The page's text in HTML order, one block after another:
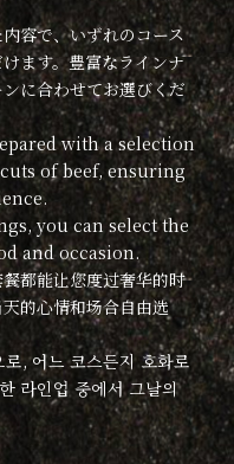
容で、いずれのコース
ます。豊富なラインナ
に合わせてお選びくだ
with a selection
of beef, ensuring
you can select the
and occasion.
都能让您度过奢华的时
的心情和场合自由选
, 어느 코스든지 호화로
라인업 중에서 그날의